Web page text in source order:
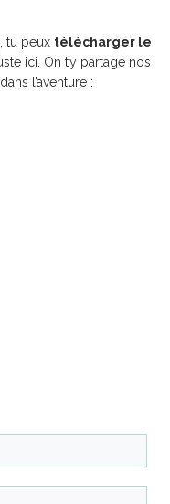
tu peux télécharger le
ici. On t’y partage nos
l’aventure :